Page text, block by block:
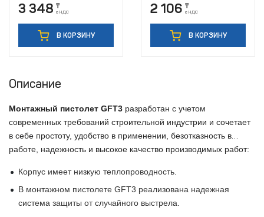
3 348 ₸
с НДС
В КОРЗИНУ
2 106 ₸
с НДС
В КОРЗИНУ
Описание
Монтажный пистолет GFT3 разработан с учетом
современных требований строительной индустрии и сочетает
в себе простоту, удобство в применении, безотказность в
работе, надежность и высокое качество производимых работ:
Корпус имеет низкую теплопроводность.
В монтажном пистолете GFT3 реализована надежная
система защиты от случайного выстрела.